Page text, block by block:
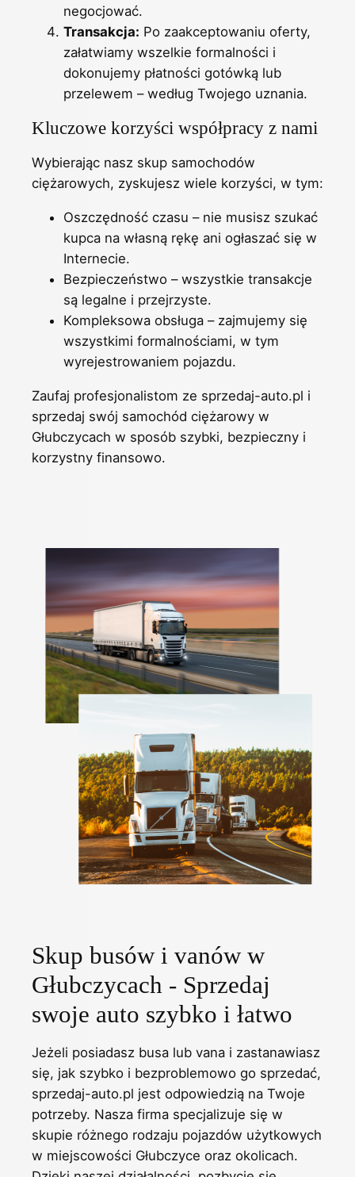
negocjować.
Transakcja: Po zaakceptowaniu oferty,
załatwiamy wszelkie formalności i
dokonujemy płatności gotówką lub
przelewem – według Twojego uznania.
Kluczowe korzyści współpracy z nami
Wybierając nasz skup samochodów
ciężarowych, zyskujesz wiele korzyści, w tym:
Oszczędność czasu – nie musisz szukać
kupca na własną rękę ani ogłaszać się w
Internecie.
Bezpieczeństwo – wszystkie transakcje
są legalne i przejrzyste.
Kompleksowa obsługa – zajmujemy się
wszystkimi formalnościami, w tym
wyrejestrowaniem pojazdu.
Zaufaj profesjonalistom ze sprzedaj-auto.pl i
sprzedaj swój samochód ciężarowy w
Głubczycach w sposób szybki, bezpieczny i
korzystny finansowo.
Skup busów i vanów w
Głubczycach - Sprzedaj
swoje auto szybko i łatwo
Jeżeli posiadasz busa lub vana i zastanawiasz
się, jak szybko i bezproblemowo go sprzedać,
sprzedaj-auto.pl jest odpowiedzią na Twoje
potrzeby. Nasza firma specjalizuje się w
skupie różnego rodzaju pojazdów użytkowych
w miejscowości Głubczyce oraz okolicach.